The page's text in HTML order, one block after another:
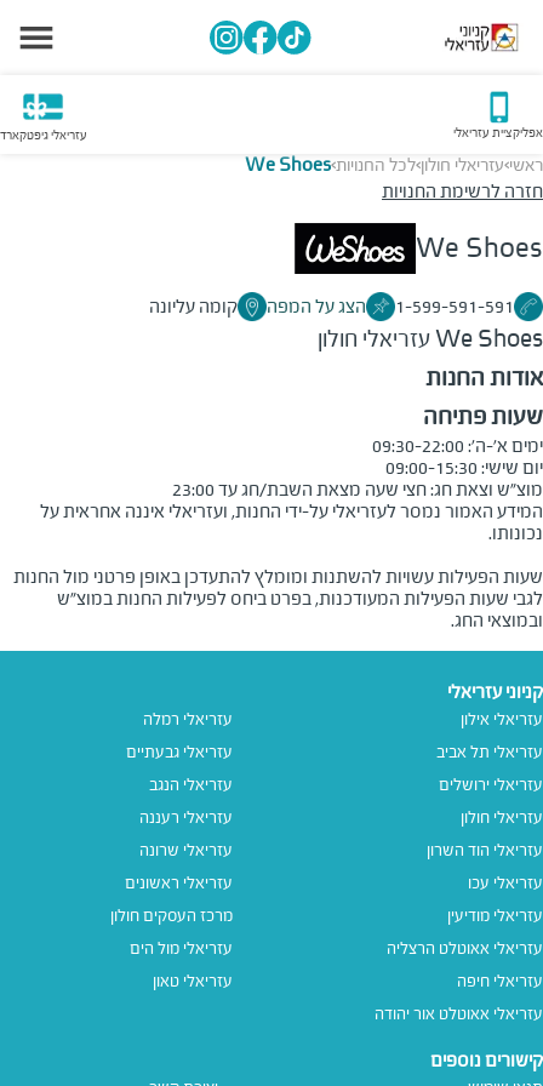
אפליקציית עזריאלי עזריאלי גיפטקארד
ראשי>עזריאלי חולון>לכל החנויות>
We Shoes
חזרה לרשימת החנויות
We Shoes
1-599-591-591 הצג על המפה קומה עליונה
We Shoesעזריאלי חולון
אודות החנות
שעות פתיחה
מוצ"ש וצאת חג: חצי שעה מצאת השבת/חג עד 23:00
המידע האמור נמסר לעזריאלי על-ידי החנות, ועזריאלי איננה אחראית על
שעות הפעילות עשויות להשתנות ומומלץ להתעדכן באופן פרטני מול החנות
לגבי שעות הפעילות המעודכנות, בפרט ביחס לפעילות החנות במוצ"ש
ובמוצאי החג.
קניוני עזריאלי
עזריאלי אילון
עזריאלי תל אביב
עזריאלי ירושלים
עזריאלי חולון
עזריאלי הוד השרון
עזריאלי עכו
עזריאלי מודיעין
עזריאלי אאוטלט הרצליה
עזריאלי חיפה
עזריאלי אאוטלט אור יהודה
עזריאלי רמלה
עזריאלי גבעתיים
עזריאלי הנגב
עזריאלי רעננה
עזריאלי שרונה
עזריאלי ראשונים
מרכז העסקים חולון
עזריאלי מול הים
עזריאלי טאון
קישורים נוספים